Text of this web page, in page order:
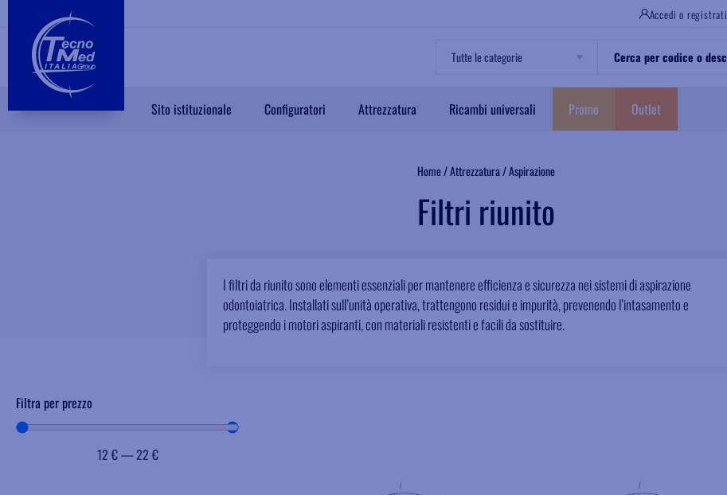
Accedi o registrati
Sito istituzionale Configuratori Attrezzatura Ricambi universali Promo Outlet
Home/Attrezzatura/Aspirazione
Filtri riunito
I filtri da riunito sono elementi essenziali per mantenere efficienza e sicurezza nei sistemi di aspirazione
odontoiatrica. Installati sull’unità operativa, trattengono residui e impurità, prevenendo l’intasamento e
proteggendo i motori aspiranti, con materiali resistenti e facili da sostituire.
Filtra per prezzo
12 €—22 €